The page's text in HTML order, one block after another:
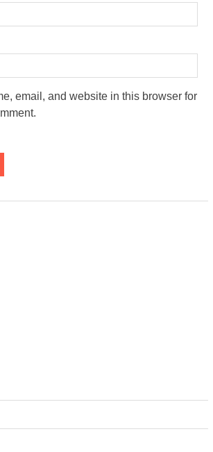
email, and website in this browser for